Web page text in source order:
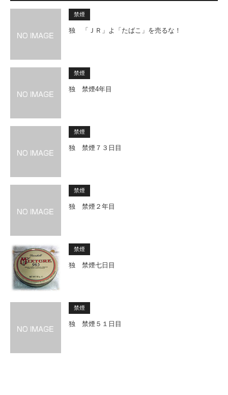
禁煙
独 「ＪＲ」よ「たばこ」を売るな！
禁煙
独 禁煙4年目
禁煙
独 禁煙７３日目
禁煙
独 禁煙２年目
禁煙
独 禁煙七日目
禁煙
独 禁煙５１日目